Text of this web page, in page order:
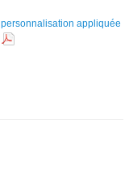
appliquée